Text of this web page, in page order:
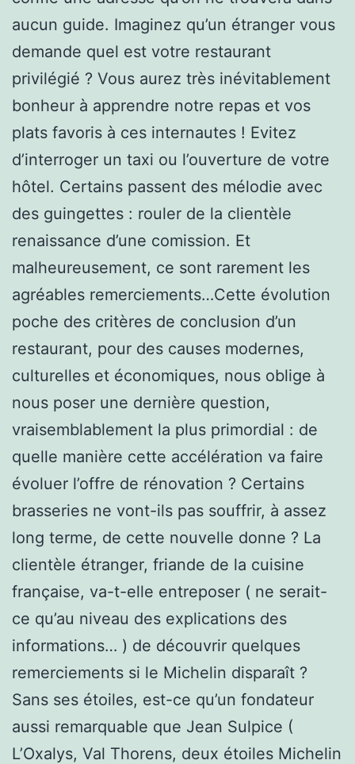
aucun guide. Imaginez qu’un étranger vous
demande quel est votre restaurant
privilégié ? Vous aurez très inévitablement
bonheur à apprendre notre repas et vos
plats favoris à ces internautes ! Evitez
d’interroger un taxi ou l’ouverture de votre
hôtel. Certains passent des mélodie avec
des guingettes : rouler de la clientèle
renaissance d’une comission. Et
malheureusement, ce sont rarement les
agréables remerciements…Cette évolution
poche des critères de conclusion d’un
restaurant, pour des causes modernes,
culturelles et économiques, nous oblige à
nous poser une dernière question,
vraisemblablement la plus primordial : de
quelle manière cette accélération va faire
évoluer l’offre de rénovation ? Certains
brasseries ne vont-ils pas souffrir, à assez
long terme, de cette nouvelle donne ? La
clientèle étranger, friande de la cuisine
française, va-t-elle entreposer ( ne serait-
ce qu’au niveau des explications des
informations… ) de découvrir quelques
remerciements si le Michelin disparaît ?
Sans ses étoiles, est-ce qu’un fondateur
aussi remarquable que Jean Sulpice (
L’Oxalys, Val Thorens, deux étoiles Michelin